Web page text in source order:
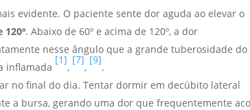
evidente. O paciente sente dor aguda ao elevar o
120º. Abaixo de 60º e acima de 120º, a dor
nesse ângulo que a grande tuberosidade do
inflamada
[1]
,
[7]
,
[9]
.
no final do dia. Tentar dormir em decúbito lateral
a bursa, gerando uma dor que frequentemente